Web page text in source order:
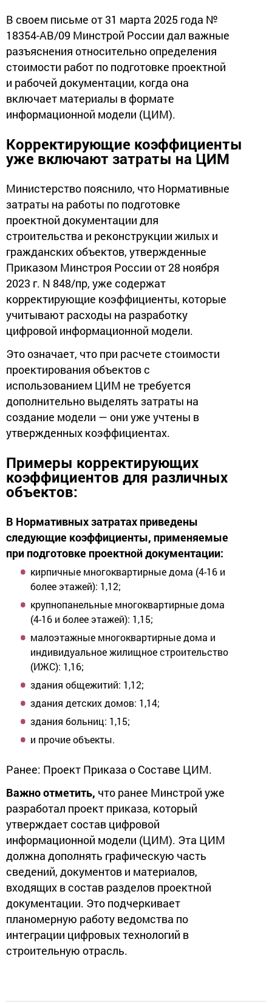
В своем письме от 31 марта 2025 года №
18354-АВ/09 Минстрой России дал важные
разъяснения относительно определения
стоимости работ по подготовке проектной
и рабочей документации, когда она
включает материалы в формате
информационной модели (ЦИМ).
Корректирующие коэффициенты
уже включают затраты на ЦИМ
Министерство пояснило, что Нормативные
затраты на работы по подготовке
проектной документации для
строительства и реконструкции жилых и
гражданских объектов, утвержденные
Приказом Минстроя России от 28 ноября
2023 г. N 848/пр, уже содержат
корректирующие коэффициенты, которые
учитывают расходы на разработку
цифровой информационной модели.
Это означает, что при расчете стоимости
проектирования объектов с
использованием ЦИМ не требуется
дополнительно выделять затраты на
создание модели — они уже учтены в
утвержденных коэффициентах.
Примеры корректирующих
коэффициентов для различных
объектов:
В Нормативных затратах приведены
следующие коэффициенты, применяемые
при подготовке проектной документации:
кирпичные многоквартирные дома (4-16 и
более этажей): 1,12;
крупнопанельные многоквартирные дома
(4-16 и более этажей): 1,15;
малоэтажные многоквартирные дома и
индивидуальное жилищное строительство
(ИЖС): 1,16;
здания общежитий: 1,12;
здания детских домов: 1,14;
здания больниц: 1,15;
и прочие объекты.
Ранее: Проект Приказа о Составе ЦИМ.
Важно отметить, что ранее Минстрой уже
разработал проект приказа, который
утверждает состав цифровой
информационной модели (ЦИМ). Эта ЦИМ
должна дополнять графическую часть
сведений, документов и материалов,
входящих в состав разделов проектной
документации. Это подчеркивает
планомерную работу ведомства по
интеграции цифровых технологий в
строительную отрасль.